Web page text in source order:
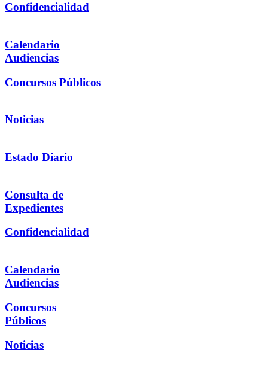
Confidencialidad
Calendario
Audiencias
Concursos Públicos
Noticias
Estado Diario
Consulta de
Expedientes
Confidencialidad
Calendario
Audiencias
Concursos
Públicos
Noticias